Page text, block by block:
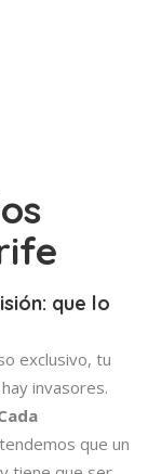
que lo
exclusivo, tu
invasores.
que un